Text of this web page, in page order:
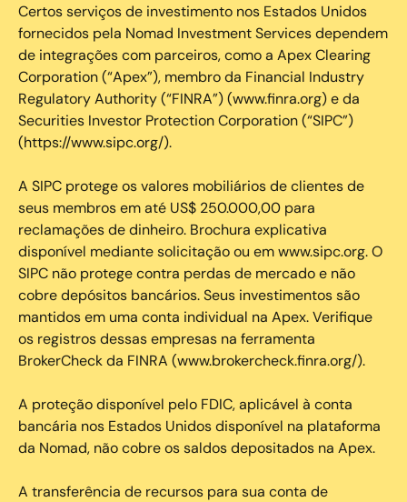
Certos serviços de investimento nos Estados Unidos
fornecidos pela Nomad Investment Services dependem
de integrações com parceiros, como a Apex Clearing
Corporation (“Apex”), membro da Financial Industry
Regulatory Authority (“FINRA”) (www.finra.org) e da
Securities Investor Protection Corporation (“SIPC”)
(https://www.sipc.org/).
A SIPC protege os valores mobiliários de clientes de
seus membros em até US$ 250.000,00 para
reclamações de dinheiro. Brochura explicativa
disponível mediante solicitação ou em www.sipc.org. O
SIPC não protege contra perdas de mercado e não
cobre depósitos bancários. Seus investimentos são
mantidos em uma conta individual na Apex. Verifique
os registros dessas empresas na ferramenta
BrokerCheck da FINRA (www.brokercheck.finra.org/).
A proteção disponível pelo FDIC, aplicável à conta
bancária nos Estados Unidos disponível na plataforma
da Nomad, não cobre os saldos depositados na Apex.
A transferência de recursos para sua conta de